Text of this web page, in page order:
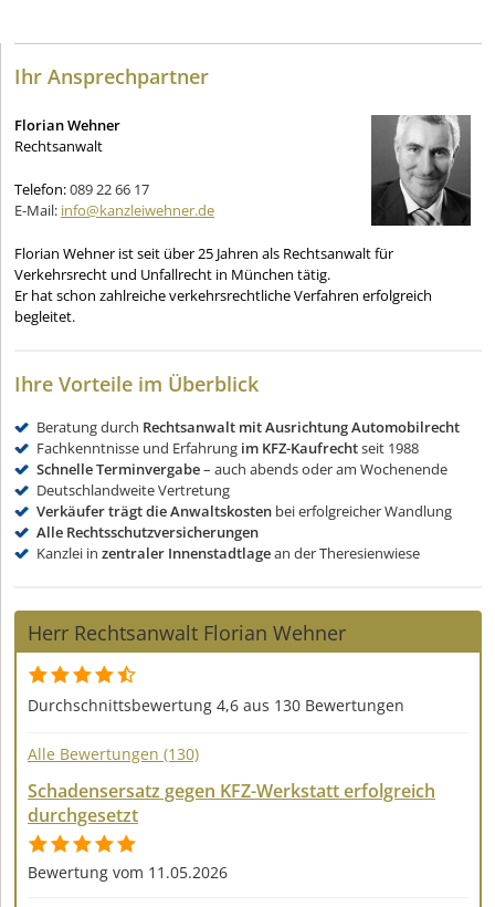
Ihr Ansprechpartner
Florian Wehner
Rechtsanwalt
Telefon:089 22 66 17
E-Mail: info@kanzleiwehner.de
Florian Wehner ist seit über 25 Jahren als Rechtsanwalt für
Verkehrsrecht und Unfallrecht in München tätig.
Er hat schon zahlreiche verkehrsrechtliche Verfahren erfolgreich
begleitet.
Ihre Vorteile im Überblick
Beratung durch Rechtsanwalt mit Ausrichtung Automobilrecht
Fachkenntnisse und Erfahrung im KFZ-Kaufrechtseit 1988
Schnelle Terminvergabe– auch abends oder am Wochenende
Deutschlandweite Vertretung
Verkäufer trägt die Anwaltskosten bei erfolgreicher Wandlung
Alle Rechtsschutzversicherungen
Kanzlei in zentraler Innenstadtlagean der Theresienwiese
Herr Rechtsanwalt Florian Wehner
Durchschnittsbewertung 4,6 aus 130 Bewertungen
Alle Bewertungen (130)
Schadensersatz gegen KFZ-Werkstatt erfolgreich
durchgesetzt
Bewertung vom 11.05.2026